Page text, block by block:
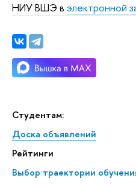
Студентам:
Доска объявлений
Рейтинги
Выбор траектории
НИУ ВШЭ в электронной